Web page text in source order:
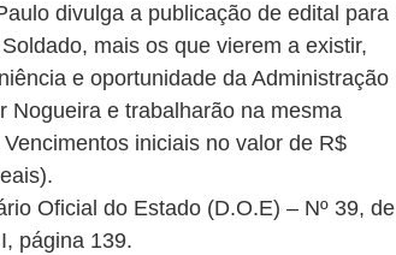
divulga a publicação de edital para
mais os que vierem a existir,
e oportunidade da Administração
Nogueira e trabalharão na mesma
iniciais no valor de R$
Oficial do Estado (D.O.E) – Nº 39, de
página 139.